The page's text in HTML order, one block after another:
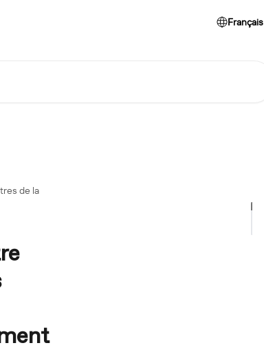
Français
de la